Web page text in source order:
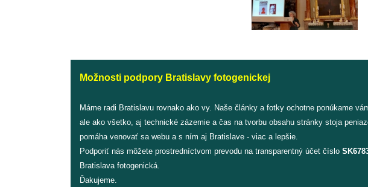
Možnosti podpory Bratislavy fotogenickej
Máme radi Bratislavu rovnako ako vy. Naše články a fotky ochotne ponúkame
ale ako všetko, aj technické zázemie a čas na tvorbu obsahu stránky stoja
pomáha venovať sa webu a s ním aj Bratislave - viac a lepšie.
Podporiť nás môžete prostredníctvom prevodu na transparentný účet číslo
Bratislava fotogenická.
Ďakujeme.